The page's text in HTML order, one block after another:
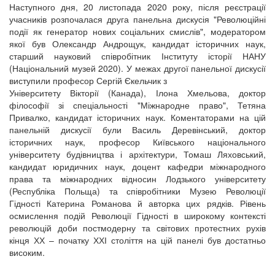
Наступного дня, 20 листопада 2020 року, після реєстрації
учасників розпочалася друга панельна дискусія "Революційні
події як генератор нових соціальних смислів", модератором
якої був Олександр Андрощук, кандидат історичних наук,
старший науковий співробітник Інституту історії НАНУ
(Національний музей 2020). У межах другої панельної дискусії
виступили професор Сергій Єкельчик з
Університету Вікторії (Канада), Ілона Хмельова, доктор
філософії зі спеціальності "Міжнародне право", Тетяна
Привалко, кандидат історичних наук. Коментаторами на цій
панельній дискусії були Василь Деревінський, доктор
історичних наук, професор Київського національного
університету будівництва і архітектури, Томаш Ляховський,
кандидат юридичних наук, доцент кафедри міжнародного
права та міжнародних відносин Лодзького університету
(Республіка Польща) та співробітники Музею Революції
Гідності Катерина Романова й авторка цих рядків. Рівень
осмислення подій Революції Гідності в широкому контексті
революцій доби постмодерну та світових протестних рухів
кінця ХХ – початку ХХІ століття на цій панелі був достатньо
високим.